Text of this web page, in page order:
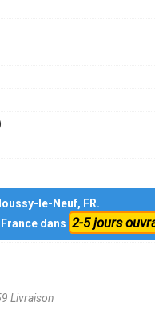
le-Neuf, FR.
dans 2-5 jours
Livraison